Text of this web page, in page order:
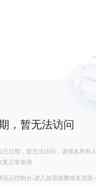
，暂无法访问
已过期，暂无法访问，请域名所有
复正常使用
讯云控制台-进入急需续费域名页面